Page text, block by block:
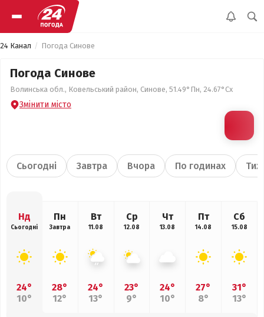
24 Канал Погода Синове
Погода Синове
Волинська обл., Ковельський район, Синове, 51.49°Пн, 24.67°Сх
Змінити місто
Сьогодні Завтра Вчора По годинах
Нд
Сьогодні
24°
10°
Пн
Завтра
28°
12°
Вт
11.08
24°
13°
Ср
12.08
23°
9°
Чт
13.08
24°
10°
Пт
14.08
27°
8°
Сб
15.08
31°
13°